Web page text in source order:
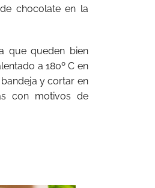
chocolate en la
que queden bien
a 180º C en
y cortar en
con motivos de